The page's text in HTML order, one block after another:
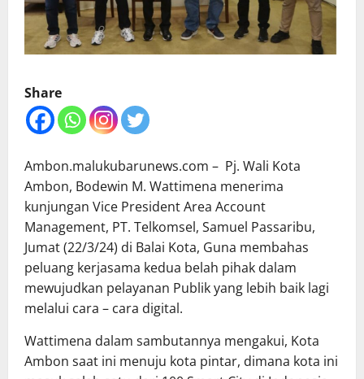
Share
Ambon.malukubarunews.com – Pj. Wali Kota
Ambon, Bodewin M. Wattimena menerima
kunjungan Vice President Area Account
Management, PT. Telkomsel, Samuel Passaribu,
Jumat (22/3/24) di Balai Kota, Guna membahas
peluang kerjasama kedua belah pihak dalam
mewujudkan pelayanan Publik yang lebih baik lagi
melalui cara – cara digital.
Wattimena dalam sambutannya mengakui, Kota
Ambon saat ini menuju kota pintar, dimana kota ini